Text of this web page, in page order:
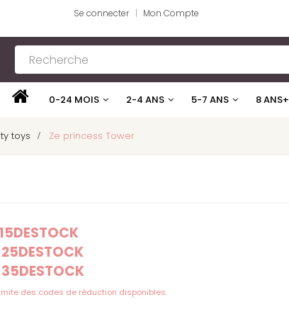
Se connecter Mon Compte
0-24 MOIS 2-4 ANS 5-7 ANS 8 ANS+
toys > Ze princess Tower
des codes de réduction disponibles.